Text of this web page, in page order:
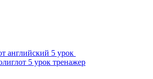
английский 5 урок
5 урок тренажер